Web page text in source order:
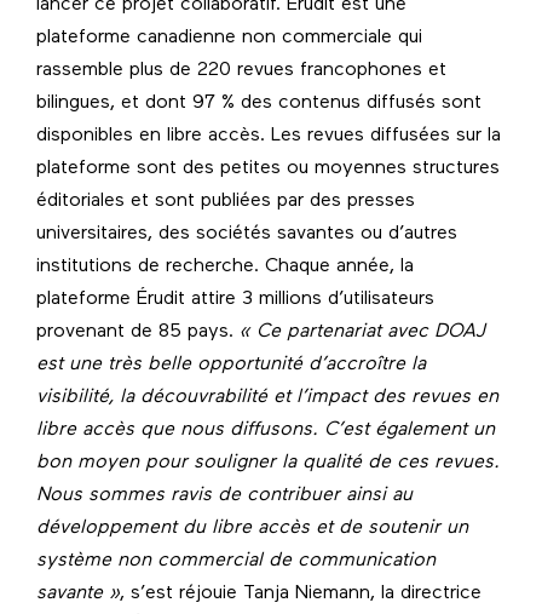
lancer ce projet collaboratif. Érudit est une
plateforme canadienne non commerciale qui
rassemble plus de 220 revues francophones et
bilingues, et dont 97 % des contenus diffusés sont
disponibles en libre accès. Les revues diffusées sur la
plateforme sont des petites ou moyennes structures
éditoriales et sont publiées par des presses
universitaires, des sociétés savantes ou d’autres
institutions de recherche. Chaque année, la
plateforme Érudit attire 3 millions d’utilisateurs
provenant de 85 pays. « Ce partenariat avec DOAJ
est une très belle opportunité d’accroître la
visibilité, la découvrabilité et l’impact des revues en
libre accès que nous diffusons. C’est également un
bon moyen pour souligner la qualité de ces revues.
Nous sommes ravis de contribuer ainsi au
développement du libre accès et de soutenir un
système non commercial de communication
savante », s’est réjouie Tanja Niemann, la directrice